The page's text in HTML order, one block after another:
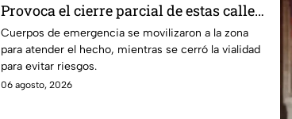
Provoca el cierre parcial de estas calles
de León
Cuerpos de emergencia se movilizaron a la zona
para atender el hecho, mientras se cerró la vialidad
para evitar riesgos.
06 agosto, 2026